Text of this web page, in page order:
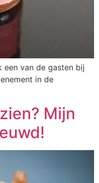
een van de gasten bij
in de
Mijn